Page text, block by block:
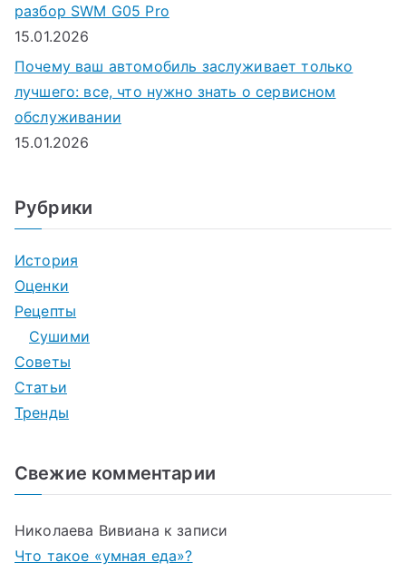
разбор SWM G05 Pro
15.01.2026
Почему ваш автомобиль заслуживает только
лучшего: все, что нужно знать о сервисном
обслуживании
15.01.2026
Рубрики
История
Оценки
Рецепты
Сушими
Советы
Статьи
Тренды
Свежие комментарии
Николаева Вивиана к записи
Что такое «умная еда»?